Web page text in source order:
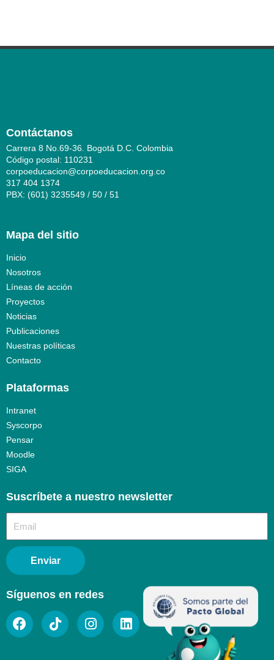
Contáctanos
Carrera 8 No.69-36. Bogotá D.C. Colombia
Código postal: 110231
corpoeducacion@corpoeducacion.org.co
317 404 1374
PBX: (601) 3235549 / 50 / 51
Mapa del sitio
Inicio
Nosotros
Líneas de acción
Proyectos
Noticias
Publicaciones
Nuestras políticas
Contacto
Plataformas
Intranet
Syscorpo
Pensar
Moodle
SIGA
Suscríbete a nuestro newsletter​
Enviar
Síguenos en redes